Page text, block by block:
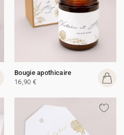
Bougie apothicaire
16,90 €